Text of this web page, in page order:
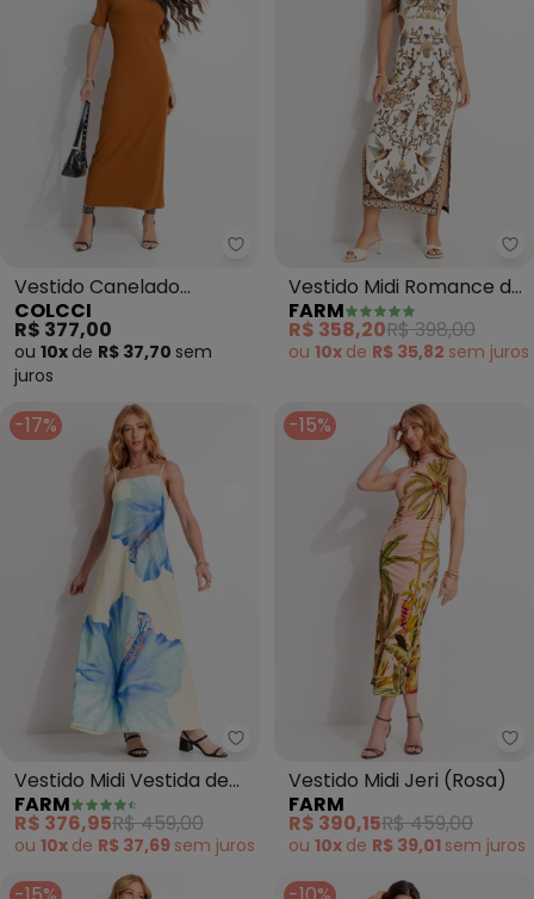
Colcci - Vestido Canelado
Vestido Canelado
(Marrom)
COLCCI
R$ 377,00
ou 10x de R$ 37,70 sem
juros
Vestido Midi Romance de
Passaro (Marrom)
FARM
R$ 358,20R$ 398,00
ou 10x de R$ 35,82 sem juros
-17%
Farm - Vestido Midi Vestida de
Vestido Midi Vestida de
Flor (Amarelo)
FARM
R$ 376,95R$ 459,00
ou 10x de R$ 37,69 sem juros
-15%
Vestido Midi Jeri (Rosa)
FARM
R$ 390,15R$ 459,00
ou 10x de R$ 39,01 sem juros